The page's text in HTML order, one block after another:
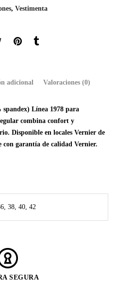
, Vestimenta
adicional Valoraciones (0)
spandex) Línea 1978 para
combina confort y
Disponible en locales Vernier de
garantía de calidad Vernier.
38, 40, 42
SEGURA